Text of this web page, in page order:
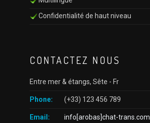
Confidentialité de haut niveau
CONTACTEZ NOUS
Entre mer & étangs, Sête - Fr
Phone: (+33) 123 456 789
Email: info[arobas]chat-trans.com